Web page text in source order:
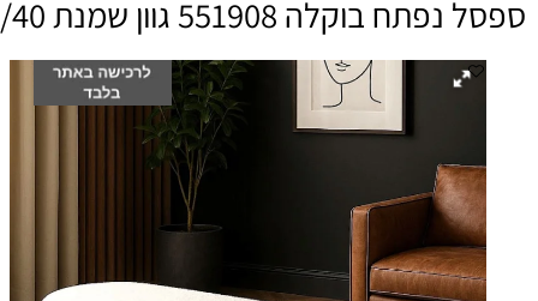
551908 גוון שמנת 120/40/40